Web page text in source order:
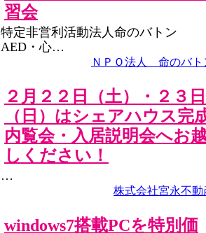
習会
特定非営利活動法人命のバトン
AED・心…
ＮＰＯ法人 命のバト
２月２２日（土）・２３日
（日）はシェアハウス完
内覧会・入居説明会へお
しください！
…
株式会社宮永不動
windows7搭載PCを特別価